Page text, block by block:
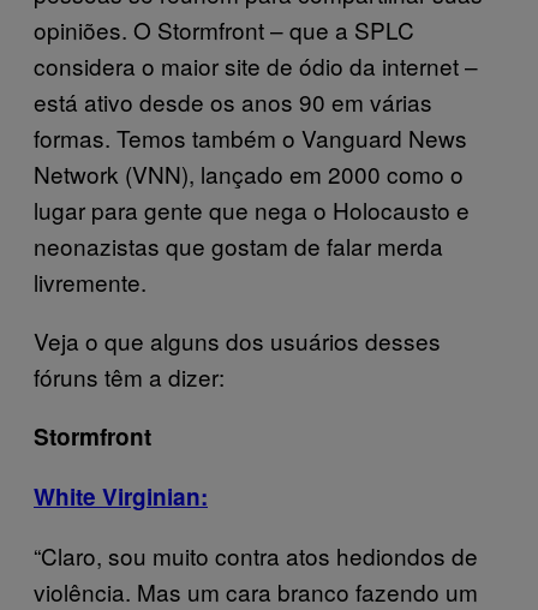
opiniões. O Stormfront – que a SPLC
considera o maior site de ódio da internet –
está ativo desde os anos 90 em várias
formas. Temos também o Vanguard News
Network (VNN), lançado em 2000 como o
lugar para gente que nega o Holocausto e
neonazistas que gostam de falar merda
livremente.
Veja o que alguns dos usuários desses
fóruns têm a dizer:
Stormfront
White Virginian:
“Claro, sou muito contra atos hediondos de
violência. Mas um cara branco fazendo um